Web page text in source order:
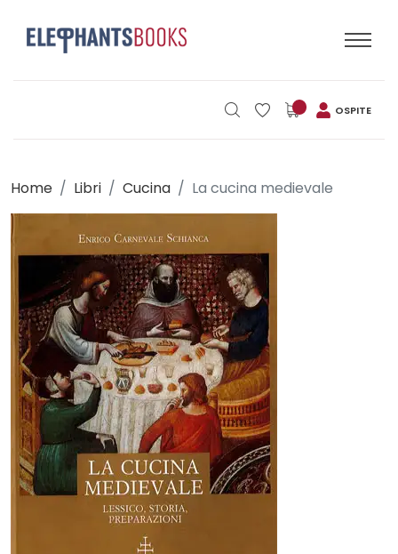
OSPITE
Home Libri Cucina La cucina medievale